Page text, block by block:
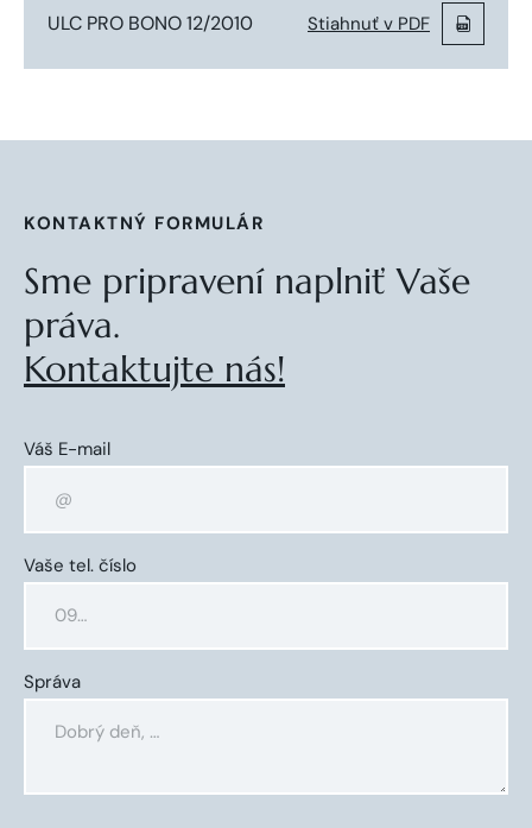
ULC PRO BONO 12/2010 Stiahnuť v PDF
KONTAKTNÝ FORMULÁR
Sme pripravení naplniť Vaše
práva.
Kontaktujte nás!
Váš E-mail
Vaše tel. číslo
Správa